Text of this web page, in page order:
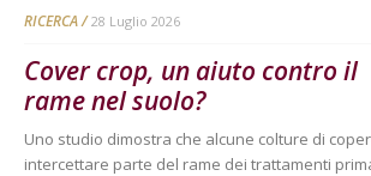
RICERCA 28 Luglio 2026
Cover crop, un aiuto contro il
rame nel suolo?
Uno studio dimostra che alcune colture di
intercettare parte del rame dei trattamenti